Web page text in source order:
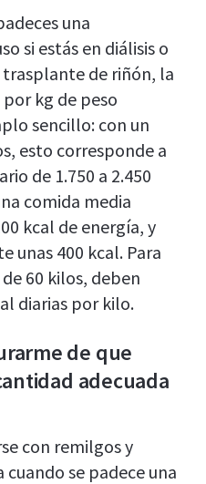
una
si estás en diálisis o
de riñón, la
por kg de peso
sencillo: con un
esto corresponde a
de 1.750 a 2.450
comida media
kcal de energía, y
unas 400 kcal. Para
60 kilos, deben
diarias por kilo.
de que
adecuada
con remilgos y
se padece una